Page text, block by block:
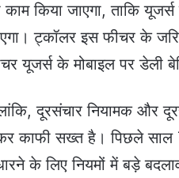
काम किया जाएगा, ताकि
ट्कॉलर इस फीचर के
यूजर्स के मोबाइल पर डेली
दूरसंचार नियामक और
काफी सख्त है। पिछले साल
के लिए नियमों में बड़े